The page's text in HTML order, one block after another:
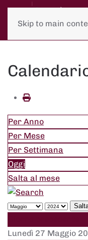
Skip to main
Per Anno
Per Mese
Per Settimana
Oggi
Salta al mese
Lunedì 27 Maggio